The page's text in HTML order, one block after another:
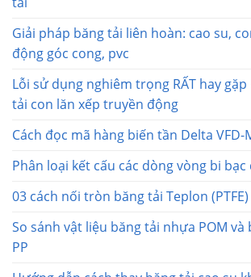
Giải pháp băng tải liên hoàn: cao su,
động góc cong, pvc
Lỗi sử dụng nghiêm trọng RẤT hay
tải con lăn xếp truyền động
Cách đọc mã hàng biến tần Delta VFD-
Phân loại kết cấu các dòng vòng bi bạc
03 cách nối tròn băng tải Teplon (PTFE)
So sánh vật liệu băng tải nhựa POM
PP